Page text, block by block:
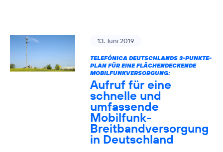
13. Juni 2019
TELEFÓNICA DEUTSCHLANDS 3-PUNKTE-
PLAN FÜR EINE FLÄCHENDECKENDE
MOBILFUNKVERSORGUNG:
Aufruf für eine
schnelle und
umfassende
Mobilfunk-
Breitbandversorgung
in Deutschland